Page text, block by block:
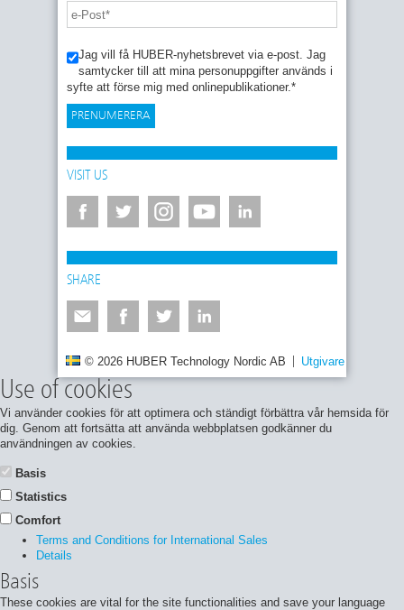
Jag vill få HUBER-nyhetsbrevet via e-post. Jag
samtycker till att mina personuppgifter används i
syfte att förse mig med onlinepublikationer.*
VISIT US
SHARE
© 2026 HUBER Technology Nordic AB Utgivare
Use of cookies
Vi använder cookies för att optimera och ständigt förbättra vår hemsida för
dig. Genom att fortsätta att använda webbplatsen godkänner du
användningen av cookies.
Basis
Statistics
Comfort
Terms and Conditions for International Sales
Details
Basis
These cookies are vital for the site functionalities and save your language